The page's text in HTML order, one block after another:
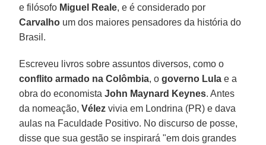
e filósofo Miguel Reale, e é considerado por
Carvalho um dos maiores pensadores da história do
Brasil.
Escreveu livros sobre assuntos diversos, como o
conflito armado na Colômbia, ogoverno Lula e a
obra do economistaJohn Maynard Keynes. Antes
da nomeação,Vélez vivia em Londrina (PR) e dava
aulas na Faculdade Positivo. No discurso de posse,
disse que sua gestão se inspirará "em dois grandes